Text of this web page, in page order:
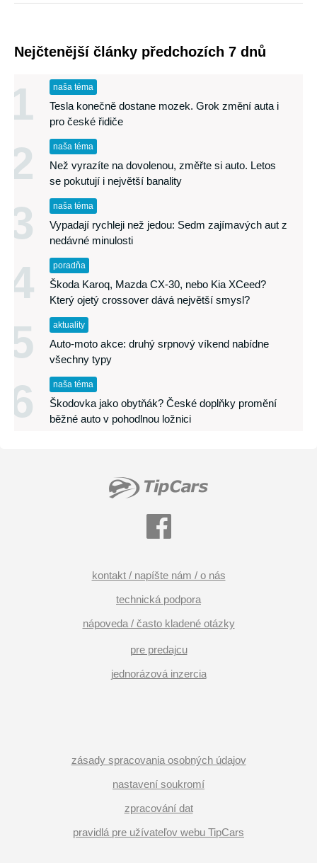
Nejčtenější články předchozích 7 dnů
1 naša téma
Tesla konečně dostane mozek. Grok změní auta i
pro české řidiče
2 naša téma
Než vyrazíte na dovolenou, změřte si auto. Letos
se pokutují i největší banality
3 naša téma
Vypadají rychleji než jedou: Sedm zajímavých aut z
nedávné minulosti
4 poradňa
Škoda Karoq, Mazda CX-30, nebo Kia XCeed?
Který ojetý crossover dává největší smysl?
5 aktuality
Auto-moto akce: druhý srpnový víkend nabídne
všechny typy
6 naša téma
Škodovka jako obytňák? České doplňky promění
běžné auto v pohodlnou ložnici
kontakt / napíšte nám / o nás
technická podpora
nápoveda / často kladené otázky
pre predajcu
jednorázová inzercia
zásady spracovania osobných údajov
nastavení soukromí
zpracování dat
pravidlá pre užívateľov webu TipCars